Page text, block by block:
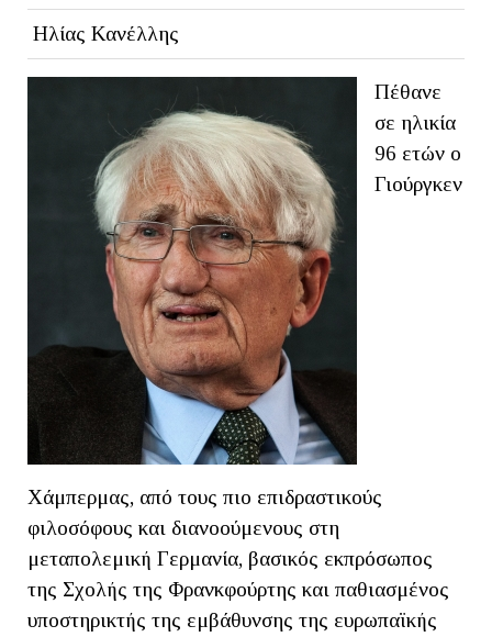
Ηλίας Κανέλλης
Πέθανε
σε ηλικία
96 ετών ο
Γιούργκεν
Χάμπερμας, από τους πιο επιδραστικούς
φιλοσόφους και διανοούμενους στη
μεταπολεμική Γερμανία, βασικός εκπρόσωπος
της Σχολής της Φρανκφούρτης και παθιασμένος
υποστηρικτής της εμβάθυνσης της ευρωπαϊκής